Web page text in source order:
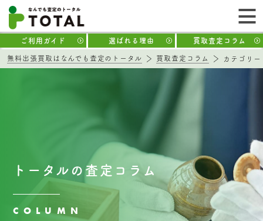
ご利用ガイド 選ばれる理由 買取査定コラム
無料出張買取はなんでも査定のトータル 買取査定コラム カテゴリ
トータルの査定コラム
COLUMN